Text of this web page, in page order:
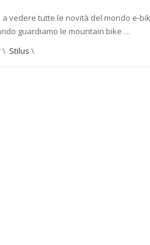
a vedere tutte le novità del mondo e-
guardiamo le mountain bike …
\ Stilus \